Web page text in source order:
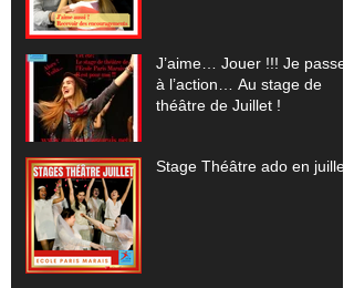
J’aime… Jouer !!! Je passe
à l’action… Au stage de
théâtre de Juillet !
Stage Théâtre ado en juillet